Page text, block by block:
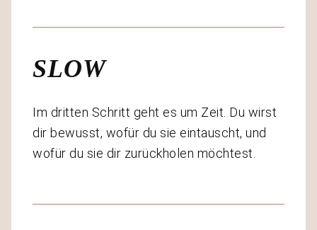
SLOW
Im dritten Schritt geht es um Zeit. Du wirst
dir bewusst, wofür du sie eintauscht, und
wofür du sie dir zurückholen möchtest.